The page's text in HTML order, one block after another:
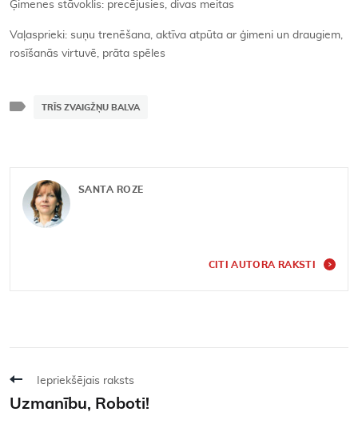
Ģimenes stāvoklis: precējusies, divas meitas
Vaļasprieki: suņu trenēšana, aktīva atpūta ar ģimeni un draugiem,
rosīšanās virtuvē, prāta spēles
TRĪS ZVAIGŽŅU BALVA
SANTA ROZE
CITI AUTORA RAKSTI
Iepriekšējais raksts
Uzmanību, Roboti!